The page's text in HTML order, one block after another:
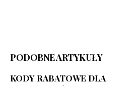
PODOBNE ARTYKUŁY
KODY RABATOWE DLA